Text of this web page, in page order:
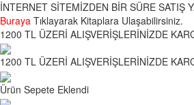
İNTERNET SİTEMİZDEN BİR SÜRE SATIŞ
Buraya Tıklayarak Kitaplara Ulaşabilirsiniz.
1200 TL ÜZERİ ALIŞVERİŞLERİNİZDE
1200 TL ÜZERİ ALIŞVERİŞLERİNİZDE
Ürün Sepete Eklendi